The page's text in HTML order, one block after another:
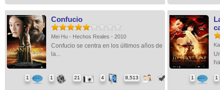
Confucio
Mei Hu - Hechos Reales - 2010
Confucio se centra en los últimos años de
la...
1 1 21 4 8,513 1 1